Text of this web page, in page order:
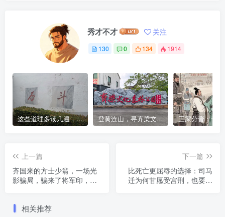
秀才不才 关注
130 0 134 1914
这些道理多读几遍，凡事豁然开朗 登黄连山，寻齐梁文化，这座免费森林公园藏着千年风雅与山野诗意
上一篇
齐国来的方士少翁，一场光
影骗局，骗来了将军印，也
下一篇
比死亡更屈辱的选择：司马
迁为何甘愿受宫刑，也要活
相关推荐